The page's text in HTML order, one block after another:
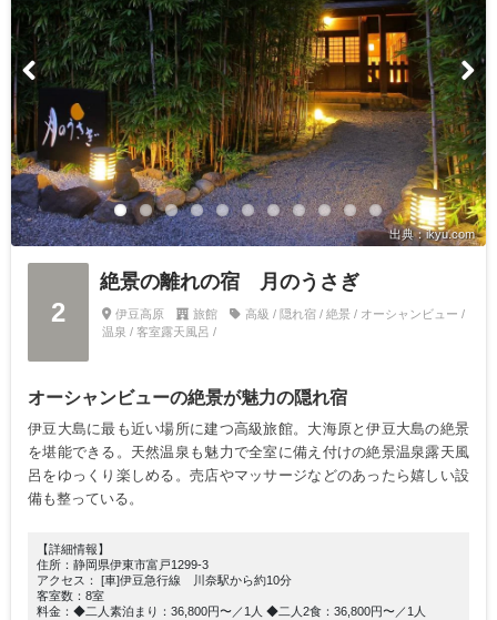
出典：ikyu.com
2
絶景の離れの宿 月のうさぎ
伊豆高原 旅館
高級 / 隠れ宿 / 絶景 / オーシャンビュー /
温泉 / 客室露天風呂 /
オーシャンビューの絶景が魅力の隠れ宿
伊豆大島に最も近い場所に建つ高級旅館。大海原と伊豆大島の絶景
を堪能できる。天然温泉も魅力で全室に備え付けの絶景温泉露天風
呂をゆっくり楽しめる。売店やマッサージなどのあったら嬉しい設
備も整っている。
【詳細情報】
住所：静岡県伊東市富戸1299-3
アクセス： [車]伊豆急行線 川奈駅から約10分
客室数：8室
料金：◆二人素泊まり：36,800円〜／1人 ◆二人2食：36,800円〜／1人